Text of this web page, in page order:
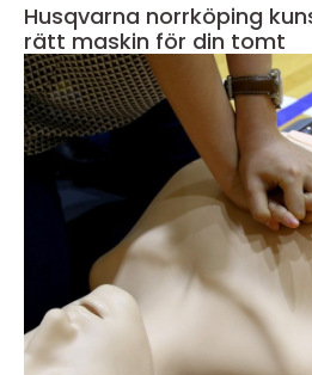
Husqvarna norrköping kunskap, service och
rätt maskin för din tomt